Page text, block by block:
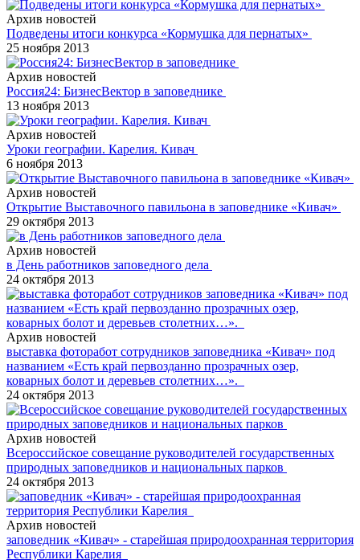
Архив новостей
Подведены итоги конкурса «Кормушка для пернатых»
25 ноября 2013
Архив новостей
Россия24: БизнесВектор в заповеднике
13 ноября 2013
Архив новостей
Уроки географии. Карелия. Кивач
6 ноября 2013
Архив новостей
Открытие Выставочного павильона в заповеднике «Кивач»
29 октября 2013
Архив новостей
в День работников заповедного дела
24 октября 2013
Архив новостей
выставка фоторабот сотрудников заповедника «Кивач» под
названием «Есть край первозданно прозрачных озер,
коварных болот и деревьев столетних…».
24 октября 2013
Архив новостей
Всероссийское совещание руководителей государственных
природных заповедников и национальных парков
24 октября 2013
Архив новостей
заповедник «Кивач» - старейшая природоохранная территория
Республики Карелия